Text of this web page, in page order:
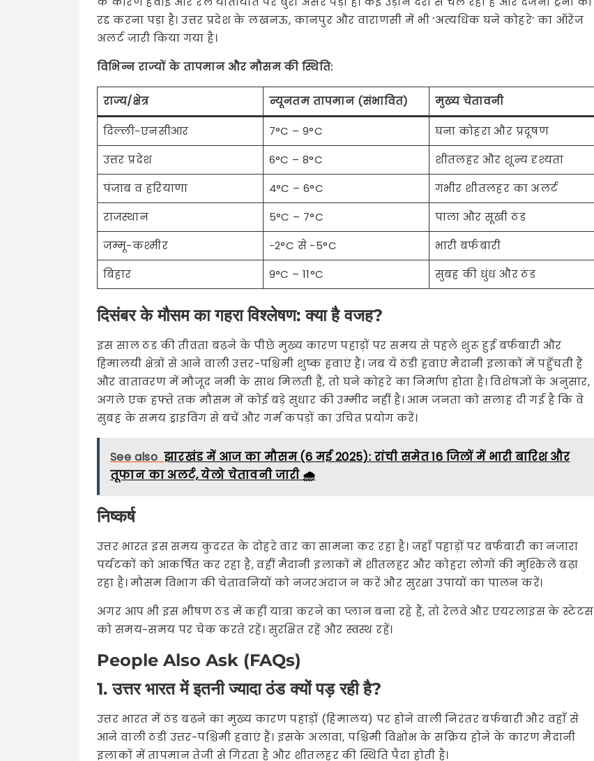
रद्द करना पड़ा है। उत्तर प्रदेश के लखनऊ, कानपुर और वाराणसी में भी ‘अत्यधिक घने कोहरे’ का ऑरेंज
अलर्ट जारी किया गया है।
विभिन्न राज्यों के तापमान और मौसम की स्थिति:
राज्य/क्षेत्र न्यूनतम तापमान (संभावित) मुख्य चेतावनी
दिल्ली-एनसीआर 7°C – 9°C
घना कोहरा और प्रदूषण
उत्तर प्रदेश
6°C – 8°C
शीतलहर और शून्य दृश्यता
पंजाब व हरियाणा
4°C – 6°C
गंभीर शीतलहर का अलर्ट
राजस्थान
5°C – 7°C
पाला और सूखी ठंड
जम्मू-कश्मीर
-2°C से -5°C
भारी बर्फबारी
बिहार
9°C – 11°C सुबह की धुंध और ठंड
दिसंबर के मौसम का गहरा विश्लेषण: क्या है वजह?
इस साल ठंड की तीव्रता बढ़ने के पीछे मुख्य कारण पहाड़ों पर समय से पहले शुरू हुई बर्फबारी और
हिमालयी क्षेत्रों से आने वाली उत्तर-पश्चिमी शुष्क हवाएं हैं। जब ये ठंडी हवाएं मैदानी इलाकों में पहुँचती हैं
और वातावरण में मौजूद नमी के साथ मिलती हैं, तो घने कोहरे का निर्माण होता है। विशेषज्ञों के अनुसार,
अगले एक हफ्ते तक मौसम में कोई बड़े सुधार की उम्मीद नहीं है। आम जनता को सलाह दी गई है कि वे
सुबह के समय ड्राइविंग से बचें और गर्म कपड़ों का उचित प्रयोग करें।
See also झारखंड में आज का मौसम (6 मई 2025): रांची समेत 16 जिलों में भारी बारिश और
तूफान का अलर्ट, येलो चेतावनी जारी 🌧️
निष्कर्ष
उत्तर भारत इस समय कुदरत के दोहरे वार का सामना कर रहा है। जहाँ पहाड़ों पर बर्फबारी का नजारा
पर्यटकों को आकर्षित कर रहा है, वहीं मैदानी इलाकों में शीतलहर और कोहरा लोगों की मुश्किलें बढ़ा
रहा है। मौसम विभाग की चेतावनियों को नजरअंदाज न करें और सुरक्षा उपायों का पालन करें।
अगर आप भी इस भीषण ठंड में कहीं यात्रा करने का प्लान बना रहे हैं, तो रेलवे और एयरलाइंस के स्टेटस
को समय-समय पर चेक करते रहें। सुरक्षित रहें और स्वस्थ रहें।
People Also Ask (FAQs)
1. उत्तर भारत में इतनी ज्यादा ठंड क्यों पड़ रही है?
उत्तर भारत में ठंड बढ़ने का मुख्य कारण पहाड़ों (हिमालय) पर होने वाली निरंतर बर्फबारी और वहाँ से
आने वाली ठंडी उत्तर-पश्चिमी हवाएं हैं। इसके अलावा, पश्चिमी विक्षोभ के सक्रिय होने के कारण मैदानी
इलाकों में तापमान तेजी से गिरता है और शीतलहर की स्थिति पैदा होती है।